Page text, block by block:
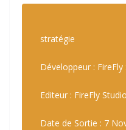
stratégie
Développeur : FireFly
Editeur : FireFly
Date de Sortie : 7